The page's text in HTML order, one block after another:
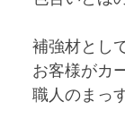
補強材とし
お客様がカ
職人のまっ